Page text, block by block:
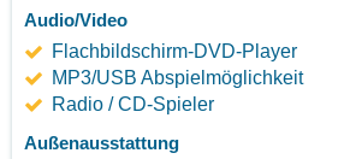
Audio/Video
Flachbildschirm-DVD-Player
MP3/USB Abspielmöglichkeit
Radio / CD-Spieler
Außenausstattung